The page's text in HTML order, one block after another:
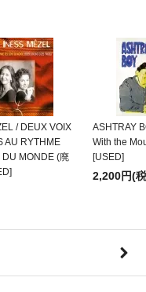
/ DEUX VOIX
AU RYTHME
DU MONDE (廃
ASHTRAY
With the
[USED]
2,200円(